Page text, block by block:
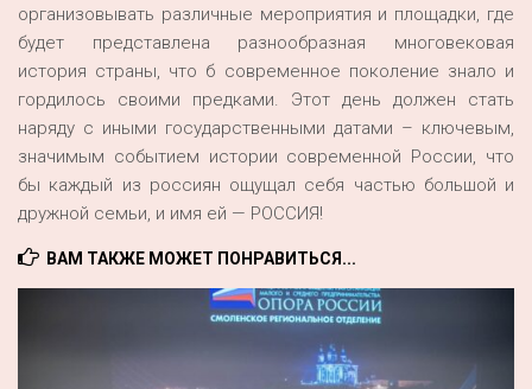
организовывать различные мероприятия и площадки, где
будет представлена разнообразная многовековая
история страны, что б современное поколение знало и
гордилось своими предками. Этот день должен стать
наряду с иными государственными датами – ключевым,
значимым событием истории современной России, что
бы каждый из россиян ощущал себя частью большой и
дружной семьи, и имя ей — РОССИЯ!
ВАМ ТАКЖЕ МОЖЕТ ПОНРАВИТЬСЯ...